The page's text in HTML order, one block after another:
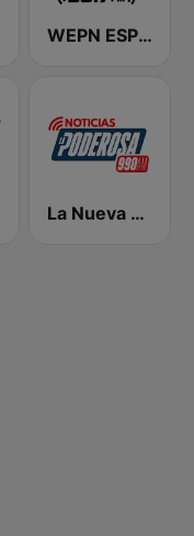
WEPN ESPN New York 98.7 - US Only
La Nueva Poderosa 990